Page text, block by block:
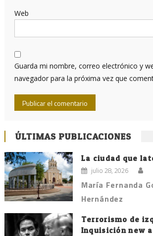
Web
Guarda mi nombre, correo electrónico y
navegador para la próxima vez que
ÚLTIMAS PUBLICACIONES
La ciudad que
julio 28, 2026
María Fernanda
Hernández
Terrorismo de
Inquisición new